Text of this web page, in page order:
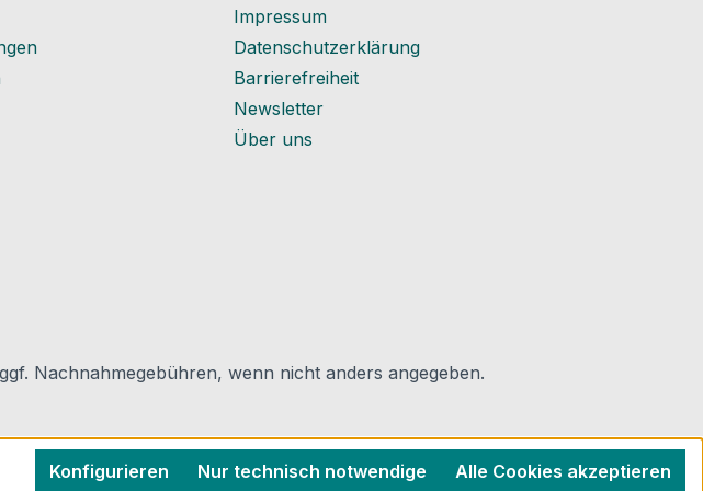
Impressum
Datenschutzerklärung
Barrierefreiheit
Newsletter
Über uns
Nachnahmegebühren, wenn nicht anders angegeben.
Nur technisch notwendige
Konfigurieren Alle Cookies akzeptieren